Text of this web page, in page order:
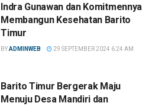
Indra Gunawan dan Komitmennya
Membangun Kesehatan Barito
Timur
BYADMINWEB 29 SEPTEMBER 2024 6:24 AM
Barito Timur Bergerak Maju
Menuju Desa Mandiri dan